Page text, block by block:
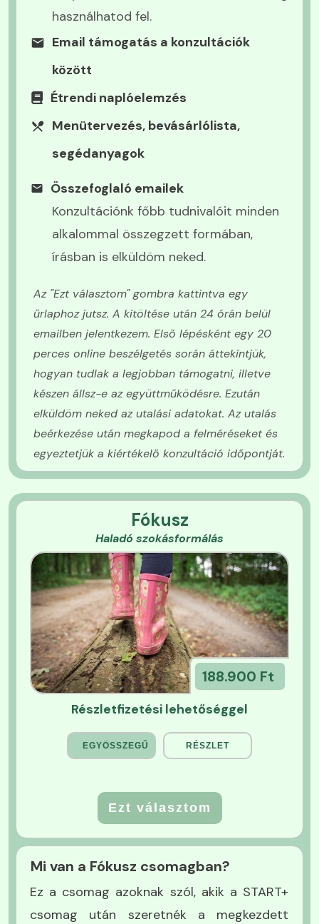
használhatod fel.
Email támogatás a konzultációk
között
Étrendi naplóelemzés
Menütervezés, bevásárlólista,
segédanyagok
30 000 Ft értékű, választható
ajándék:
90-120 perces homeopátiás szemléleltű
konzultáció utánkövetésselvagy
konzultáció
Összefoglaló emailek
Konzultációnk főbb tudnivalóit minden
alkalommal összegzett formában,
írásban is elküldöm neked.
Az "Ezt választom" gombra kattintva egy
űrlaphoz jutsz. A kitöltése után 24 órán belül
emailben jelentkezem. Első lépésként egy 20
perces online beszélgetés során áttekintjük,
hogyan tudlak a legjobban támogatni, illetve
készen állsz-e az együttműködésre. Ezután
elküldöm neked az utalási adatokat. Az utalás
beérkezése után megkapod a felméréseket és
egyeztetjük a kiértékelő konzultáció időpontját.
Fókusz
Haladó szokásformálás
188.900 Ft
Részletfizetési lehetőséggel
EGYÖSSZEGŰ RÉSZLET
Ezt választom
Mi van a Fókusz csomagban?
Ez a csomag azoknak szól, akik a START+
csomag után szeretnék a megkezdett